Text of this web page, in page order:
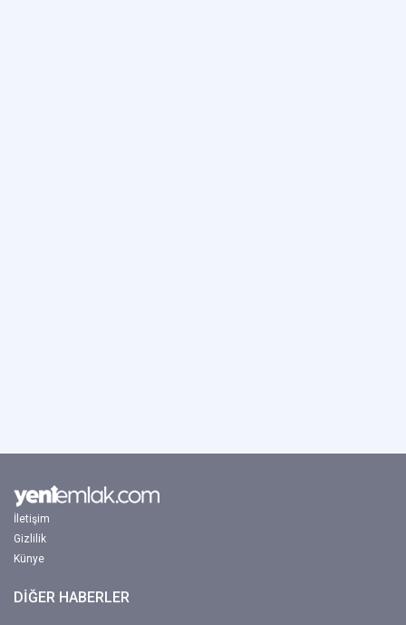
İletişim
Gizlilik
Künye
DİĞER HABERLER